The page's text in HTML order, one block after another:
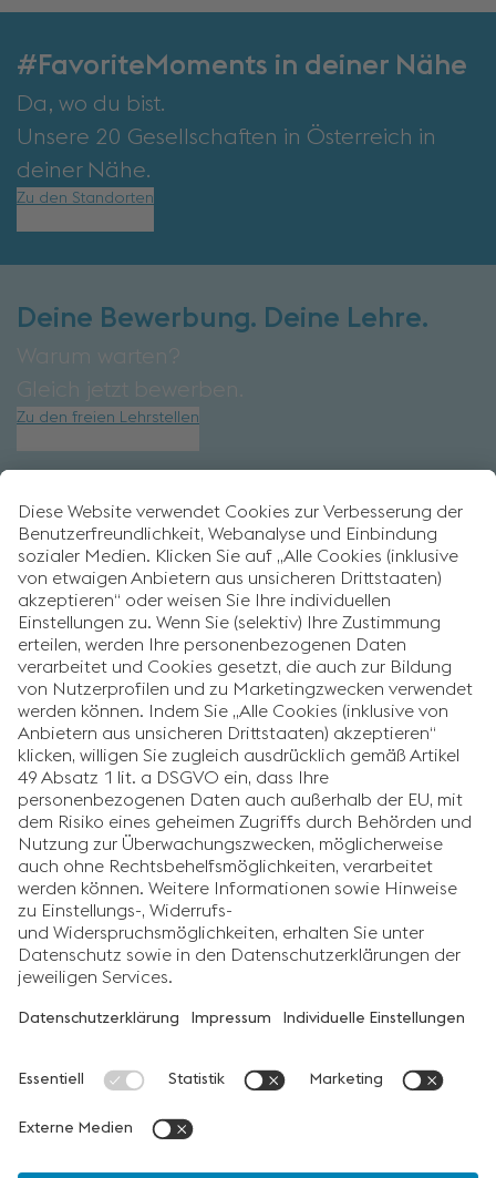
#FavoriteMoments in deiner Nähe
Da, wo du bist.
Unsere 20 Gesellschaften in Österreich in
deiner Nähe.
Zu den Standorten
Deine Bewerbung. Deine Lehre.
Warum warten?
Gleich jetzt bewerben.
Zu den freien Lehrstellen
FOLGE UNSEREN
#FAVORITEMOMENTS
voestalpine Lehrlingswebsite
Unsere Lehrlingswebsite ist dein Schaufenster in die
voestalpine. Du findest hier nützliche Informationen wie
Beschreibungen der verschiedenen Lehrberufe, alle Standorte
mit den Ausbilder:innen, alle aktuell angebotenen Lehrberufe –
und natürlich Bewerbungstipps, News und vieles mehr.
Cookie Einstellungen